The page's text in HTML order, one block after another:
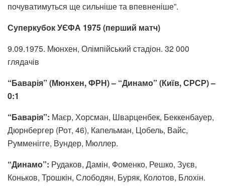
почуватимуться ще сильніше та впевненіше”.
Суперкубок УЄФА 1975 (перший матч)
9.09.1975. Мюнхен, Олімпійський стадіон. 32 000
глядачів
“Баварія” (Мюнхен, ФРН) – “Динамо” (Київ, СРСР) –
0:1
“Баварія”: Маєр, Хорсман, Шварценбек, Беккенбауер,
Дюрнбергер (Рот, 46), Капельман, Цобель, Вайс,
Румменігге, Вундер, Мюллер.
“Динамо”: Рудаков, Дамін, Фоменко, Решко, Зуєв,
Коньков, Трошкін, Слободян, Буряк, Колотов, Блохін.